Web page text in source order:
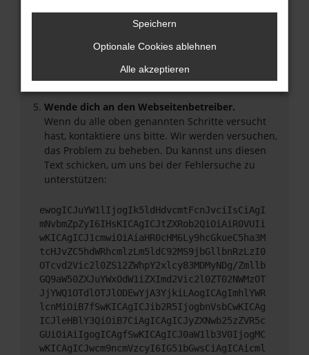
Stelle sicher, dass dein Browser und dein
Betriebssystem auf dem neuesten Stand sind.
Veraltete Software birgt nicht nur ein
dass bestimmte Funktionen nicht mehr
Wende dich an den Webseitenbetreiber.
Wenn du alle oben genannten Schritte versucht
hast, kontaktiere uns bitte. Wir werden versuchen,
das Problem zu beheben. Du kannst uns diesen
Text schicken, um uns bei der Fehlersuche zu
unterstützen:
ewogICJuYW1lIjogIk5ldHdvcmtFcnJvciIsCiAgI
mNvbmZpZyI6IHsKICAgICJtZXRob2QiOiAiR0VUIi
wKICAgICJ1cmwiOiAiaHR0cHM6Ly9hcGkueC5ha3M
tcHJvZC5hdWRhcmlzLm5ldC92MS9jbGllbnRzLzI0
OTcvd2Vic2l0ZS12ZWhpY2xlcy83MDMyNDg/Zmllb
GQ9aW50ZXJuYWxOdW1iZXImd2Vic2l0ZT02NWMzOT
JjYWQ1OTdlOTJlODEwYjA3YjkiLAogICAgImhlYWR
lcnMiOiB7fSwKICAgICJib2R5IjogbnVsbCwKICAg
ICJleHBlY3QiOiB7CiAgICAgICJyZXNwb25zZVR5c
GUiOiAiIgogICAgfSwKICAgICJ0aW1lb3V0IjogMC
wKICAgICJwcm9ncmVzcyI6IG51bGwsCiAgICAicml
Speichern
Optionale Cookies ablehnen
Alle akzeptieren